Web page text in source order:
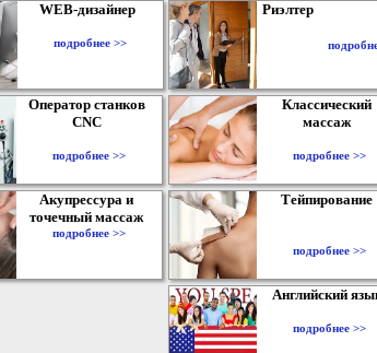
WEB-дизайнер
подробнее >>
Риэлтер
Оператор станков
CNC
подробнее >>
Классический
массаж
подробнее >>
Акупрессура и
точечный массаж
подробнее >>
Тейпирование
подробнее >>
Английский
подробнее >>